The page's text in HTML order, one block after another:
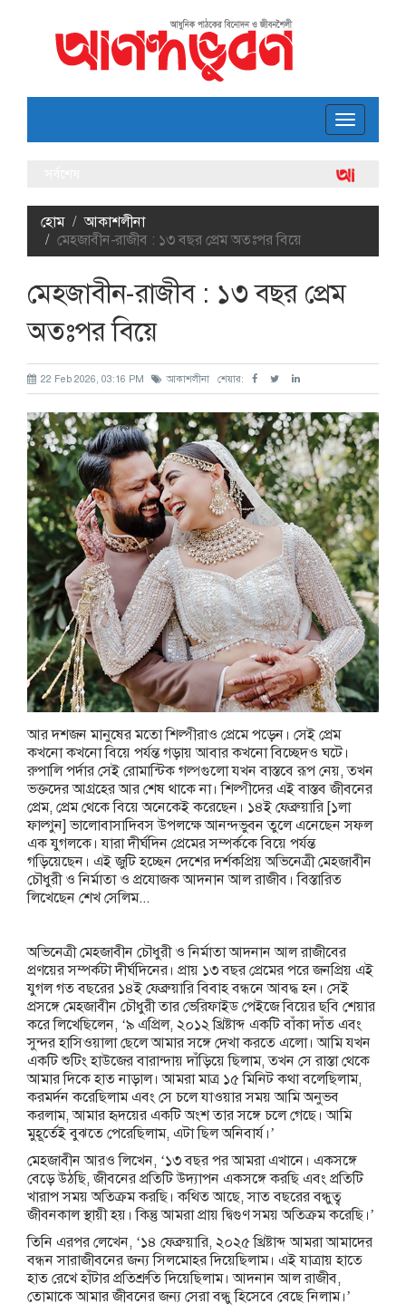
Toggle
হোম
আকাশলীনা
মেহজাবীন-রাজীব : ১৩ বছর প্রেম অতঃপর বিয়ে
মেহজাবীন-রাজীব : ১৩ বছর প্রেম
অতঃপর বিয়ে
22 Feb 2026, 03:16 PM আকাশলীনা শেয়ার:
আর দশজন মানুষের মতো শিল্পীরাও প্রেমে পড়েন। সেই প্রেম
কখনো কখনো বিয়ে পর্যন্ত গড়ায় আবার কখনো বিচ্ছেদও ঘটে।
রুপালি পর্দার সেই রোমান্টিক গল্পগুলো যখন বাস্তবে রূপ নেয়, তখন
ভক্তদের আগ্রহের আর শেষ থাকে না। শিল্পীদের এই বাস্তব জীবনের
প্রেম, প্রেম থেকে বিয়ে অনেকেই করেছেন। ১৪ই ফেব্রুয়ারি [১লা
ফাল্গুন] ভালোবাসাদিবস উপলক্ষে আনন্দভুবন তুলে এনেছেন সফল
এক যুগলকে। যারা দীর্ঘদিন প্রেমের সম্পর্ককে বিয়ে পর্যন্ত
গড়িয়েছেন। এই জুটি হচ্ছেন দেশের দর্শকপ্রিয় অভিনেত্রী মেহজাবীন
চৌধুরী ও নির্মাতা ও প্রযোজক আদনান আল রাজীব। বিস্তারিত
লিখেছেন শেখ সেলিম...
অভিনেত্রী মেহজাবীন চৌধুরী ও নির্মাতা আদনান আল রাজীবের
প্রণয়ের সম্পর্কটা দীর্ঘদিনের। প্রায় ১৩ বছর প্রেমের পরে জনপ্রিয় এই
যুগল গত বছরের ১৪ই ফেব্রুয়ারি বিবাহ বন্ধনে আবদ্ধ হন। সেই
প্রসঙ্গে মেহজাবীন চৌধুরী তার ভেরিফাইড পেইজে বিয়ের ছবি শেয়ার
করে লিখেছিলেন, ‘৯ এপ্রিল, ২০১২ খ্রিষ্টাব্দ একটি বাঁকা দাঁত এবং
সুন্দর হাসিওয়ালা ছেলে আমার সঙ্গে দেখা করতে এলো। আমি যখন
একটি শুটিং হাউজের বারান্দায় দাঁড়িয়ে ছিলাম, তখন সে রাস্তা থেকে
আমার দিকে হাত নাড়াল। আমরা মাত্র ১৫ মিনিট কথা বলেছিলাম,
করমর্দন করেছিলাম এবং সে চলে যাওয়ার সময় আমি অনুভব
করলাম, আমার হৃদয়ের একটি অংশ তার সঙ্গে চলে গেছে। আমি
মুহূর্তেই বুঝতে পেরেছিলাম, এটা ছিল অনিবার্য।’
মেহজাবীন আরও লিখেন, ‘১৩ বছর পর আমরা এখানে। একসঙ্গে
বেড়ে উঠছি, জীবনের প্রতিটি উদ্যাপন একসঙ্গে করছি এবং প্রতিটি
খারাপ সময় অতিক্রম করছি। কথিত আছে, সাত বছরের বন্ধুত্ব
জীবনকাল স্থায়ী হয়। কিন্তু আমরা প্রায় দ্বিগুণ সময় অতিক্রম করেছি।’
তিনি এরপর লেখেন, ‘১৪ ফেব্রুয়ারি, ২০২৫ খ্রিষ্টাব্দ আমরা আমাদের
বন্ধন সারাজীবনের জন্য সিলমোহর দিয়েছিলাম। এই যাত্রায় হাতে
হাত রেখে হাঁটার প্রতিশ্রুতি দিয়েছিলাম। আদনান আল রাজীব,
তোমাকে আমার জীবনের জন্য সেরা বন্ধু হিসেবে বেছে নিলাম।’